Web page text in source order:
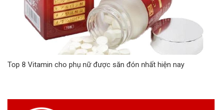
Top 8 Vitamin cho phụ nữ được săn đón nhất hiện nay